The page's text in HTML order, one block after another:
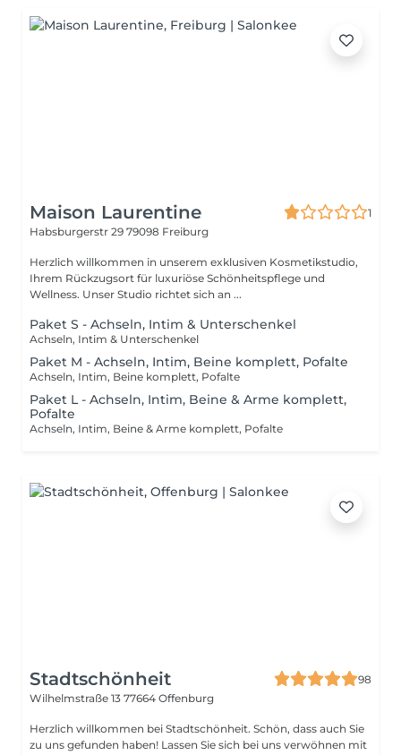
Maison Laurentine
1
Habsburgerstr 29 79098 Freiburg
Herzlich willkommen in unserem exklusiven Kosmetikstudio,
Ihrem Rückzugsort für luxuriöse Schönheitspflege und
Wellness. Unser Studio richtet sich an ...
Paket S - Achseln, Intim & Unterschenkel
Achseln, Intim & Unterschenkel
Paket M - Achseln, Intim, Beine komplett, Pofalte
Achseln, Intim, Beine komplett, Pofalte
Paket L - Achseln, Intim, Beine & Arme komplett,
Pofalte
Achseln, Intim, Beine & Arme komplett, Pofalte
Stadtschönheit
98
Wilhelmstraße 13 77664 Offenburg
Herzlich willkommen bei Stadtschönheit. Schön, dass auch Sie
zu uns gefunden haben! Lassen Sie sich bei uns verwöhnen mit